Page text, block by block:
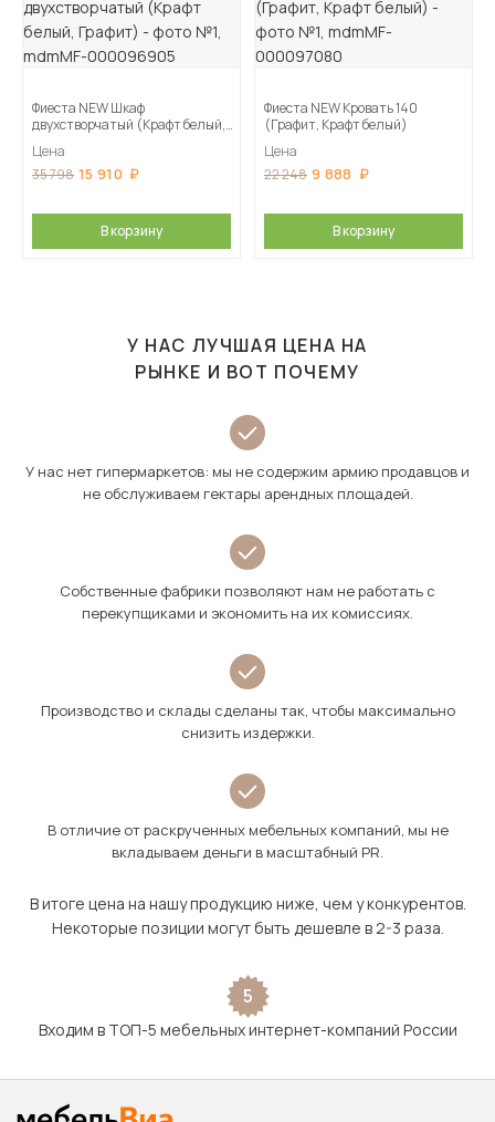
Фиеста NEW Шкаф
двухстворчатый (Крафт белый,
Цена
35 798 15 910
В корзину
Фиеста NEW Кровать 140
(Графит, Крафт белый)
Цена
22 248 9 888
В корзину
У НАС ЛУЧШАЯ ЦЕНА НА
РЫНКЕ И ВОТ ПОЧЕМУ
У нас нет гипермаркетов: мы не содержим армию продавцов и
не обслуживаем гектары арендных площадей.
Собственные фабрики позволяют нам не работать с
перекупщиками и экономить на их комиссиях.
Производство и склады сделаны так, чтобы максимально
снизить издержки.
В отличие от раскрученных мебельных компаний, мы не
вкладываем деньги в масштабный PR.
В итоге цена на нашу продукцию ниже, чем у конкурентов.
Некоторые позиции могут быть дешевле в 2-3 раза.
5
Входим в ТОП-5 мебельных интернет-компаний России